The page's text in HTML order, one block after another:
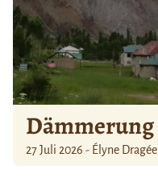
Dämmerung
27 Juli 2026 - Élyne Dragée